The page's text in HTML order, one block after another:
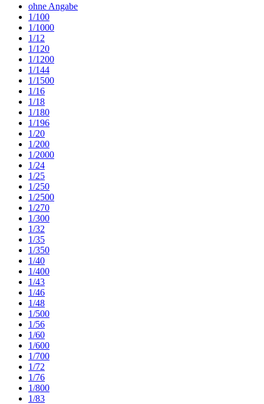
ohne Angabe
1/100
1/1000
1/12
1/120
1/1200
1/144
1/1500
1/16
1/18
1/180
1/196
1/20
1/200
1/2000
1/24
1/25
1/250
1/2500
1/270
1/300
1/32
1/35
1/350
1/40
1/400
1/43
1/46
1/48
1/500
1/56
1/60
1/600
1/700
1/72
1/76
1/800
1/83